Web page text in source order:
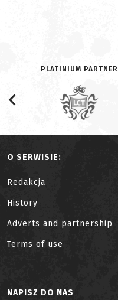
PLATINIUM PARTNER
O SERWISIE:
Redakcja
History
Adverts and partnership
Terms of use
NAPISZ DO NAS